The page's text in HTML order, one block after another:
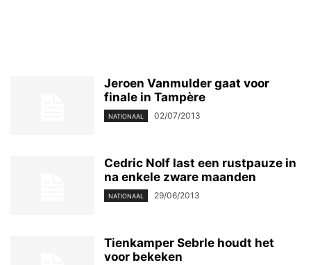
Jeroen Vanmulder gaat voor
finale in Tampère
NATIONAAL 02/07/2013
Cedric Nolf last een rustpauze in
na enkele zware maanden
NATIONAAL 29/06/2013
Tienkamper Sebrle houdt het
voor bekeken